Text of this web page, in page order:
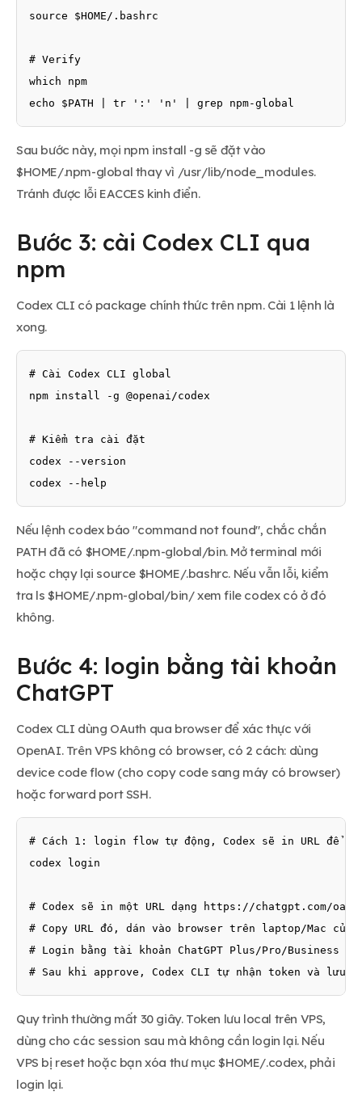
source $HOME/.bashrc
# Verify
which npm
echo $PATH | tr ':' 'n' | grep npm-global
Sau bước này, mọi npm install -g sẽ đặt vào
$HOME/.npm-global thay vì /usr/lib/node_modules.
Tránh được lỗi EACCES kinh điển.
Bước 3: cài Codex CLI qua
npm
Codex CLI có package chính thức trên npm. Cài 1 lệnh là
xong.
# Cài Codex CLI global
npm install -g @openai/codex
# Kiểm tra cài đặt
codex --version
codex --help
Nếu lệnh codex báo "command not found", chắc chắn
PATH đã có $HOME/.npm-global/bin. Mở terminal mới
hoặc chạy lại source $HOME/.bashrc. Nếu vẫn lỗi, kiểm
tra ls $HOME/.npm-global/bin/ xem file codex có ở đó
không.
Bước 4: login bằng tài khoản
ChatGPT
Codex CLI dùng OAuth qua browser để xác thực với
OpenAI. Trên VPS không có browser, có 2 cách: dùng
device code flow (cho copy code sang máy có browser)
hoặc forward port SSH.
# Cách 1: login flow tự động, Codex sẽ in URL để
codex login
# Codex sẽ in một URL dạng https://chatgpt.com/
# Copy URL đó, dán vào browser trên laptop/Mac của
# Login bằng tài khoản ChatGPT Plus/Pro/Business
# Sau khi approve, Codex CLI tự nhận token và lưu
Quy trình thường mất 30 giây. Token lưu local trên VPS,
dùng cho các session sau mà không cần login lại. Nếu
VPS bị reset hoặc bạn xóa thư mục $HOME/.codex, phải
login lại.